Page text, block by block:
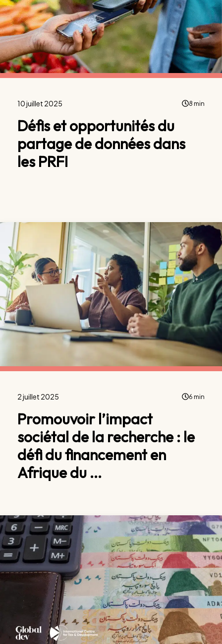
10 juillet 2025 8 min
Défis et opportunités du
partage de données dans
les PRFI
2 juillet 2025 6 min
Promouvoir l’impact
sociétal de la recherche : le
défi du financement en
Afrique du ...